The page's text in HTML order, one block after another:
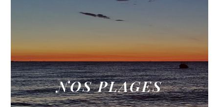
NOS PLAGES